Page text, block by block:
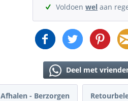
Voldoenwel aan
Deel met
Afhalen - Berzorgen